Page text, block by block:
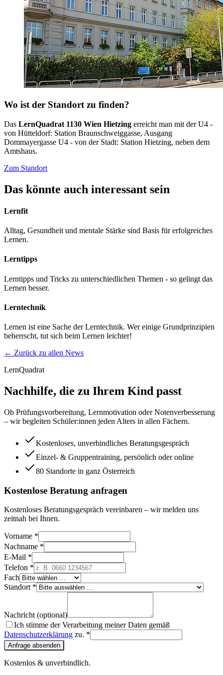
Wo ist der Standort zu finden?
Das LernQuadrat 1130 Wien Hietzing erreicht man mit der U4 -
von Hütteldorf: Station Braunschweiggasse, Ausgang
Dommayergasse U4 - von der Stadt: Station Hietzing, neben dem
Amtshaus.
Zum Standort
Das könnte auch interessant sein
Lernfit
Alltag, Gesundheit und mentale Stärke sind Basis für erfolgreiches
Lernen.
Lerntipps
Lerntipps und Tricks zu unterschiedlichen Themen - so gelingt das
Lernen besser.
Lerntechnik
Lernen ist eine Sache der Lerntechnik. Wer einige Grundprinzipien
beherrscht, tut sich beim Lernen leichter!
← Zurück zu allen News
LernQuadrat
Nachhilfe, die zu Ihrem Kind passt
Ob Prüfungsvorbereitung, Lernmotivation oder Notenverbesserung
– wir begleiten Schüler:innen jeden Alters in allen Fächern.
Kostenloses, unverbindliches Beratungsgespräch
Einzel- & Gruppentraining, persönlich oder online
80 Standorte in ganz Österreich
Kostenlose Beratung anfragen
Kostenloses Beratungsgespräch vereinbaren – wir melden uns
zeitnah bei Ihnen.
Vorname *
Nachname *
E-Mail *
Telefon *
Fach
Standort *
Nachricht (optional)
Ich stimme der Verarbeitung meiner Daten gemäß
Datenschutzerklärung zu. *
Anfrage absenden
Kostenlos & unverbindlich.